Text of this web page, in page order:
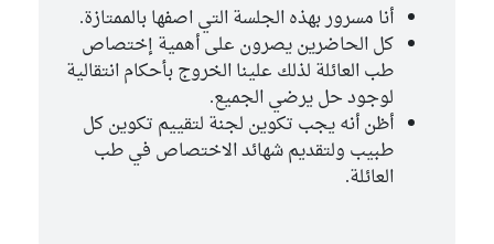
أنا مسرور بهذه الجلسة التي اصفها بالممتازة.
كل الحاضرين يصرون على أهمية إختصاص
طب العائلة لذلك علينا الخروج بأحكام انتقالية
لوجود حل يرضي الجميع.
أظن أنه يجب تكوين لجنة لتقييم تكوين كل
طبيب ولتقديم شهائد الاختصاص في طب
العائلة.